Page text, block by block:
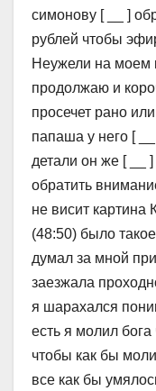
симонову [ __ ]
рублей чтобы
Неужели на моем
продолжаю и
просечет рано
папаша у него [
детали он же [ __
обратить
не висит картина
(48:50) было
думал за мной
заезжала
я шарахался
есть я молил
чтобы как бы
все как бы